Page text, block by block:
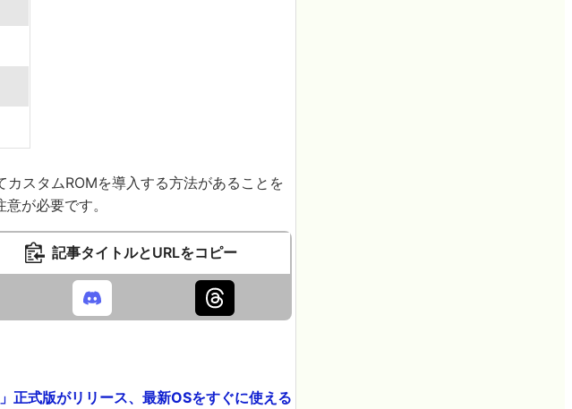
スタムROMを導入する方法があることを
が必要です。
記事タイトルとURLをコピー
式版がリリース、最新OSをすぐに使える